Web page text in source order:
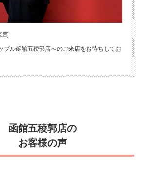
プル函館五稜郭店へのご来店をお待ちしてお
函館五稜郭店の
お客様の声